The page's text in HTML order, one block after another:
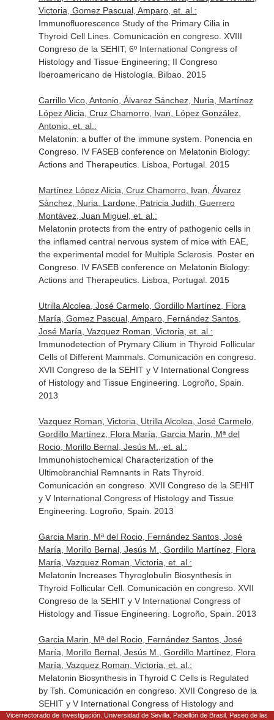
Victoria, Gomez Pascual, Amparo, et. al.:
Immunofluorescence Study of the Primary Cilia in
Thyroid Cell Lines. Comunicación en congreso. XVIII
Congreso de la SEHIT; 6º International Congress of
Histology and Tissue Engineering; II Congreso
Iberoamericano de Histología. Bilbao. 2015
Carrillo Vico, Antonio, Álvarez Sánchez, Nuria, Martínez
López Alicia, Cruz Chamorro, Ivan, López González,
Antonio, et. al.:
Melatonin: a buffer of the immune system. Ponencia en
Congreso. IV FASEB conference on Melatonin Biology:
Actions and Therapeutics. Lisboa, Portugal. 2015
Martínez López Alicia, Cruz Chamorro, Ivan, Álvarez
Sánchez, Nuria, Lardone, Patricia Judith, Guerrero
Montávez, Juan Miguel, et. al.:
Melatonin protects from the entry of pathogenic cells in
the inflamed central nervous system of mice with EAE,
the experimental model for Multiple Sclerosis. Poster en
Congreso. IV FASEB conference on Melatonin Biology:
Actions and Therapeutics. Lisboa, Portugal. 2015
Utrilla Alcolea, José Carmelo, Gordillo Martínez, Flora
María, Gomez Pascual, Amparo, Fernández Santos,
José María, Vazquez Roman, Victoria, et. al.:
Immunodetection of Prymary Cilium in Thyroid Follicular
Cells of Different Mammals. Comunicación en congreso.
XVII Congreso de la SEHIT y V International Congress
of Histology and Tissue Engineering. Logroño, Spain.
2013
Vazquez Roman, Victoria, Utrilla Alcolea, José Carmelo,
Gordillo Martínez, Flora María, Garcia Marin, Mª del
Rocio, Morillo Bernal, Jesús M., et. al.:
Immunohistochemical Characterization of the
Ultimobranchial Remnants in Rats Thyroid.
Comunicación en congreso. XVII Congreso de la SEHIT
y V International Congress of Histology and Tissue
Engineering. Logroño, Spain. 2013
Garcia Marin, Mª del Rocio, Fernández Santos, José
María, Morillo Bernal, Jesús M., Gordillo Martínez, Flora
María, Vazquez Roman, Victoria, et. al.:
Melatonin Increases Thyroglobulin Biosynthesis in
Thyroid Follicular Cell. Comunicación en congreso. XVII
Congreso de la SEHIT y V International Congress of
Histology and Tissue Engineering. Logroño, Spain. 2013
Garcia Marin, Mª del Rocio, Fernández Santos, José
María, Morillo Bernal, Jesús M., Gordillo Martínez, Flora
María, Vazquez Roman, Victoria, et. al.:
Melatonin Biosynthesis in Thyroid C Cells is Regulated
by Tsh. Comunicación en congreso. XVII Congreso de la
SEHIT y V International Congress of Histology and
Tissue Engineering. Logroño, Spain. 2013
Vicerrectorado de Investigación. Universidad de Sevilla. Pabellón de Brasil. Paseo de las